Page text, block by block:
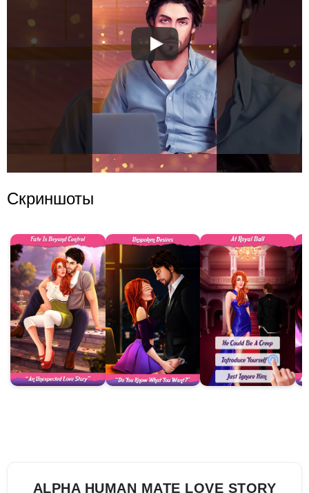
Скриншоты
ALPHA HUMAN MATE LOVE STORY